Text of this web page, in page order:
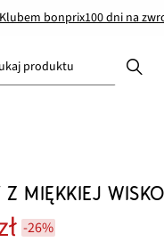
bonprix100 dni na
produktu
Z MIĘKKIEJ
-26%